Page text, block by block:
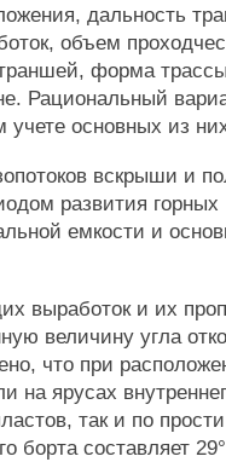
дальность
объем
форма
Рациональный
учете основных из
вскрыши и
развития
емкости и
выработок и их
величину угла
что при
на ярусах
так и по
борта составляет